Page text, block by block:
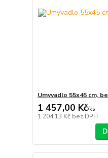
Umyvadlo 55x45 cm,
1 457,00 Kč/ks
1 204,13 Kč bez DPH